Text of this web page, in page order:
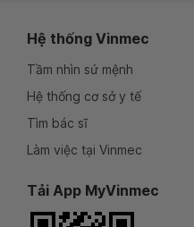
Hệ thống Vinmec
Tầm nhìn sứ mệnh
Hệ thống cơ sở y tế
Tìm bác sĩ
Làm việc tại Vinmec
Tải App MyVinmec